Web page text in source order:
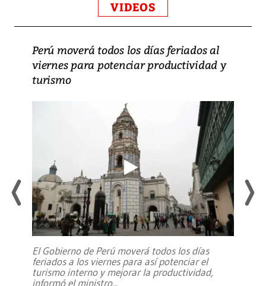
VIDEOS
Perú moverá todos los días feriados al
viernes para potenciar productividad y
turismo
El Gobierno de Perú moverá todos los días
feriados a los viernes para así potenciar el
turismo interno y mejorar la productividad,
informó el ministro...